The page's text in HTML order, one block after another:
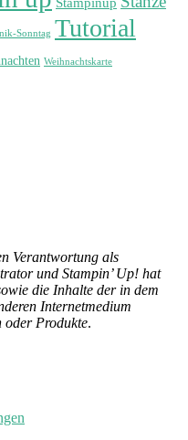
Stampinup
Sonntag Tutorial
Weihnachtskarte
Verantwortung als
und Stampin’ Up! hat
die Inhalte der in dem
Internetmedium
oder Produkte.